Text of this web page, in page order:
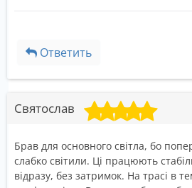
Ответить
Святослав
Брав для основного світла, бо
слабко світили. Ці працюють
відразу, без затримок. На трасі в